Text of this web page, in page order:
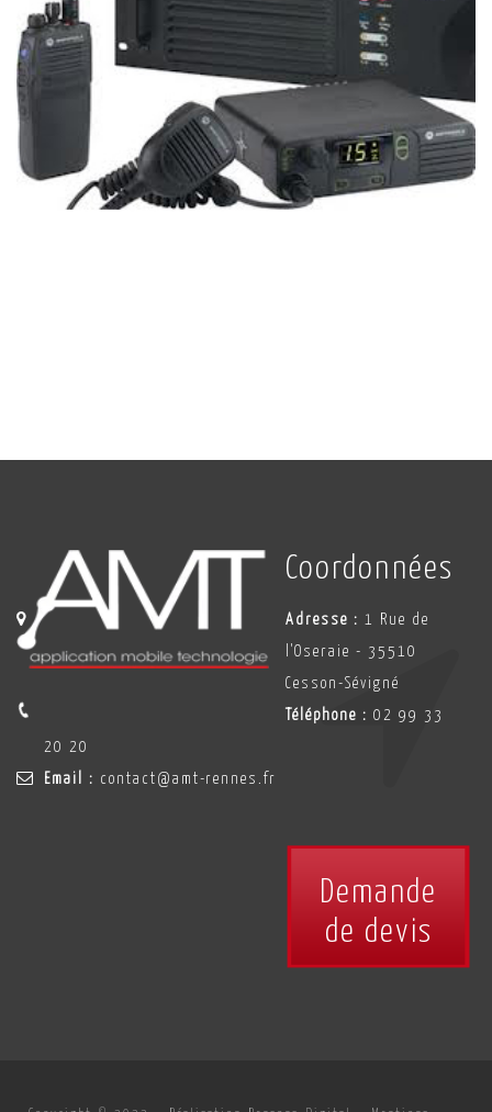
Coordonnées
Adresse : 1 Rue de
l'Oseraie - 35510
Cesson-Sévigné
Téléphone : 02 99 33
20 20
Email : contact@amt-rennes.fr
Demande
de devis